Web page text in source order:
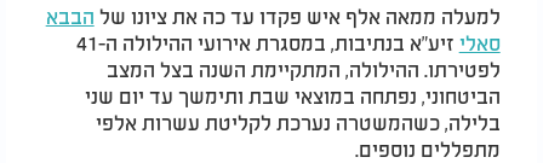
למעלה ממאה אלף איש פקדו עד כה את ציונו של הבבא
סאלי
זיע"א בנתיבות, במסגרת אירועי ההילולה ה-41
לפטירתו. ההילולה, המתקיימת השנה בצל המצב
הביטחוני, נפתחה במוצאי שבת ותימשך עד יום שני
בלילה, כשהמשטרה נערכת לקליטת עשרות אלפי
מתפללים נוספים.